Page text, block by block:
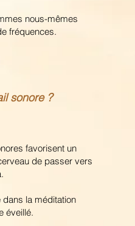
nous-mêmes
fréquences.
sonore ?
favorisent un
de passer vers
la méditation
éveillé.